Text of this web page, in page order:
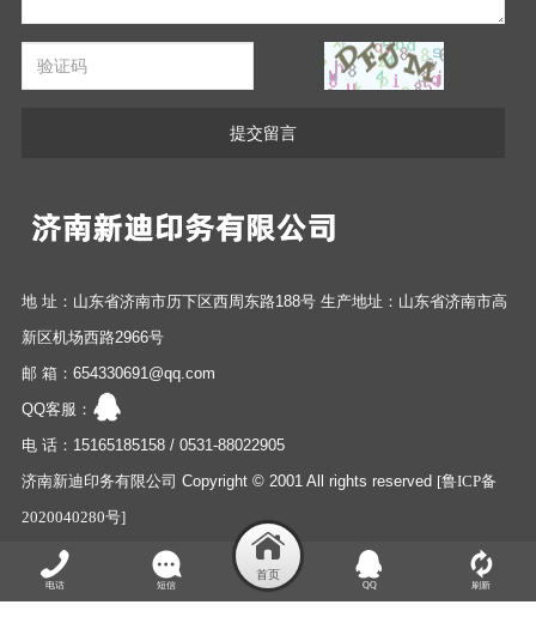
电话 短信 QQ 刷新
提交留言
地 址：山东省济南市历下区西周东路188号 生产地址：山东省济南市高
新区机场西路2966号
邮 箱：654330691@qq.com
QQ客服：
电 话：15165185158 / 0531-88022905
济南新迪印务有限公司 Copyright © 2001 All rights reserved [鲁ICP备
2020040280号]